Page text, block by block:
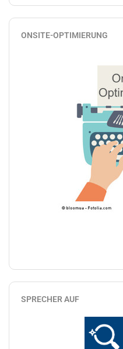
ONSITE-OPTIMIERUNG
SPRECHER AUF